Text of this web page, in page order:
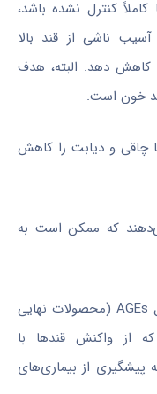
کنترل نشده باشد،
آسیب ناشی از قند بالا
کاهش دهد. البته، هدف
خون است.
چاقی و دیابت را کاهش
که ممکن است به
• سلامت قلب: می‌تواند با کاهش تشکیل AGEs (محصولات نهایی
از واکنش قندها با
پیشگیری از بیماری‌های